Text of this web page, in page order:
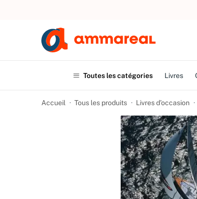
Toutes les catégories Livres
Accueil Tous les produits Livres d’occasion